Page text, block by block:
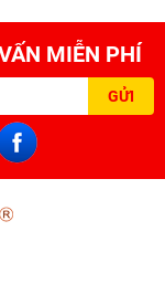
MIỄN PHÍ